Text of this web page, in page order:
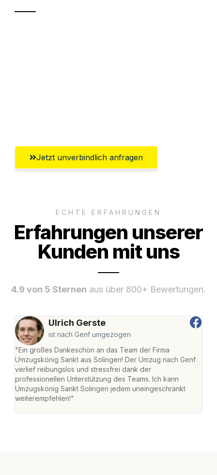
Jetzt unverbindlich anfragen
ECHTE ERFAHRUNGEN
Erfahrungen unserer
Kunden mit uns
4.9 von 5 Sternen aus über 800+ Bewertungen.
Ulrich Gerste
ist nach Genf umgezogen
"Ein großes Dankeschön an das Team der Firma
Umzugskönig Sankt aus Solingen! Der Umzug nach Genf
verlief reibungslos und stressfrei dank der
professionellen Unterstützung des Teams. Ich kann
Umzugskönig Sankt Solingen jedem uneingeschränkt
weiterempfehlen!"